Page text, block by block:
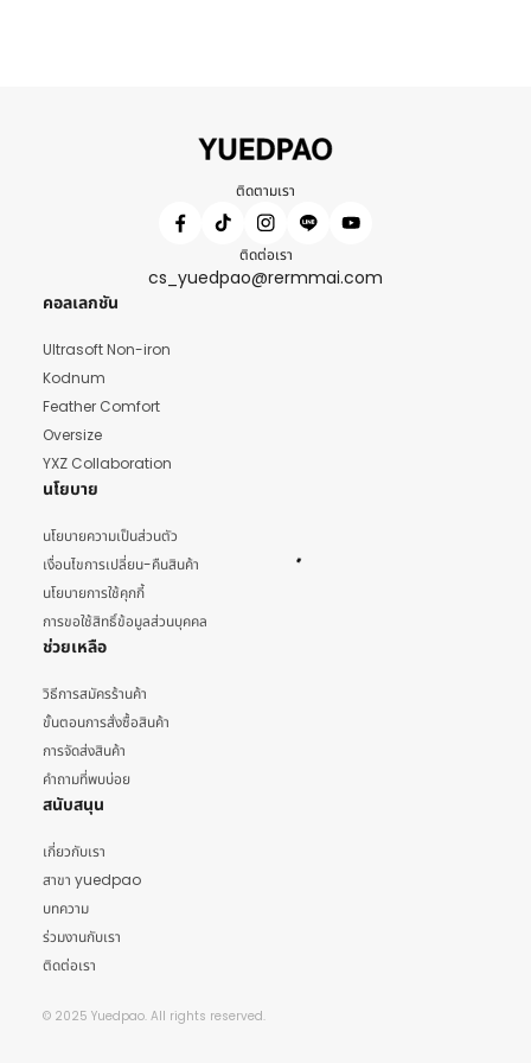
ติดตามเรา
ติดต่อเรา
cs_yuedpao@rermmai.com
คอลเลกชัน
Ultrasoft Non-iron
Kodnum
Feather Comfort
Oversize
YXZ Collaboration
นโยบาย
นโยบายความเป็นส่วนตัว
เงื่อนไขการเปลี่ยน-คืนสินค้า
นโยบายการใช้คุกกี้
การขอใช้สิทธิ์ข้อมูลส่วนบุคคล
ช่วยเหลือ
วิธีการสมัครร้านค้า
ขั้นตอนการสั่งซื้อสินค้า
การจัดส่งสินค้า
คำถามที่พบบ่อย
สนับสนุน
เกี่ยวกับเรา
สาขา yuedpao
บทความ
ร่วมงานกับเรา
ติดต่อเรา
© 2025 Yuedpao. All rights reserved.